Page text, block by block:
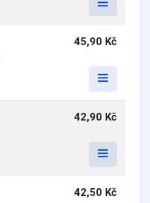
45,90 Kč
42,90 Kč
42,50 Kč